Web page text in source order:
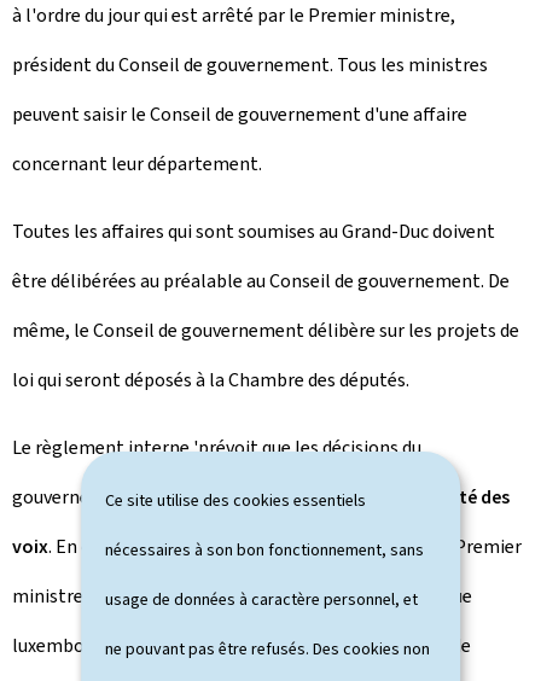
Ce site utilise des cookies essentiels
nécessaires à son bon fonctionnement, sans
usage de données à caractère personnel, et
ne pouvant pas être refusés. Des cookies non
à l'ordre du jour qui est arrêté par le Premier ministre,
président du Conseil de gouvernement. Tous les ministres
peuvent saisir le Conseil de gouvernement d'une affaire
concernant leur département.
Toutes les affaires qui sont soumises au Grand-Duc doivent
être délibérées au préalable au Conseil de gouvernement. De
même, le Conseil de gouvernement délibère sur les projets de
loi qui seront déposés à la Chambre des députés.
Le règlement interne 'prévoit que les décisions du
gouvernement réuni en Conseil sont prises à la
majorité des
voix. En cas de partage de voix, la voix du président, le Premier
ministre, est prépondérante. Dans la tradition politique
luxembourgeoise cependant, les décisions du Conseil de